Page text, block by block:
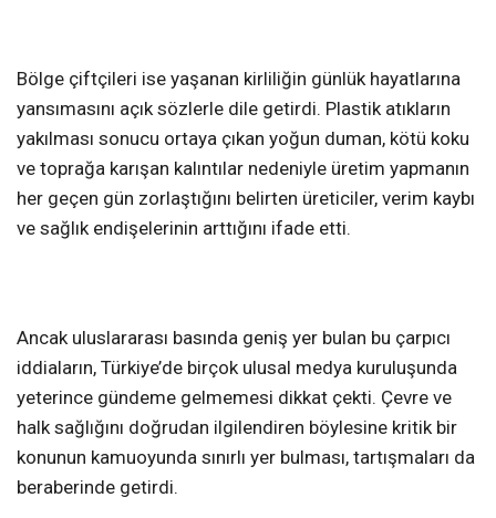
Bölge çiftçileri ise yaşanan kirliliğin günlük hayatlarına
yansımasını açık sözlerle dile getirdi. Plastik atıkların
yakılması sonucu ortaya çıkan yoğun duman, kötü koku
ve toprağa karışan kalıntılar nedeniyle üretim yapmanın
her geçen gün zorlaştığını belirten üreticiler, verim kaybı
ve sağlık endişelerinin arttığını ifade etti.
Ancak uluslararası basında geniş yer bulan bu çarpıcı
iddiaların, Türkiye’de birçok ulusal medya kuruluşunda
yeterince gündeme gelmemesi dikkat çekti. Çevre ve
halk sağlığını doğrudan ilgilendiren böylesine kritik bir
konunun kamuoyunda sınırlı yer bulması, tartışmaları da
beraberinde getirdi.